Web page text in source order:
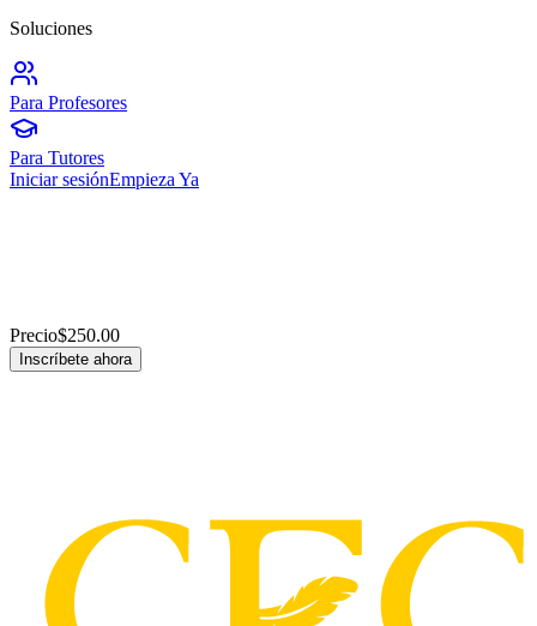
Soluciones
Para Profesores
Para Tutores
Iniciar sesiónEmpieza Ya
Precio$250.00
Inscríbete ahora